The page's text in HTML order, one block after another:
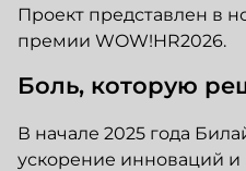
Проект представлен в
премии WOW!HR2026.
Боль, которую
В начале 2025 года
ускорение инноваций